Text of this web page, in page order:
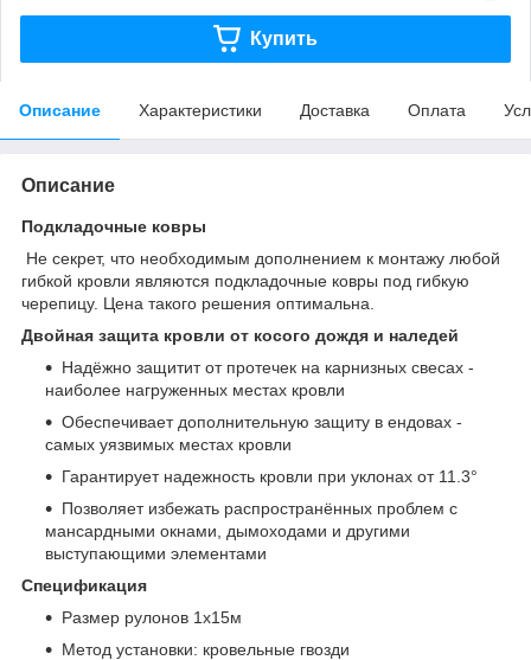
Купить
Описание Характеристики Доставка Оплата
Описание
Подкладочные ковры
Не секрет, что необходимым дополнением к монтажу любой
гибкой кровли являются подкладочные ковры под гибкую
черепицу. Цена такого решения оптимальна.
Двойная защита кровли от косого дождя и наледей
Надёжно защитит от протечек на карнизных свесах -
наиболее нагруженных местах кровли
Обеспечивает дополнительную защиту в ендовах -
самых уязвимых местах кровли
Гарантирует надежность кровли при уклонах от 11.3°
Позволяет избежать распространённых проблем с
мансардными окнами, дымоходами и другими
выступающими элементами
Спецификация
Размер рулонов 1х15м
Метод установки: кровельные гвозди